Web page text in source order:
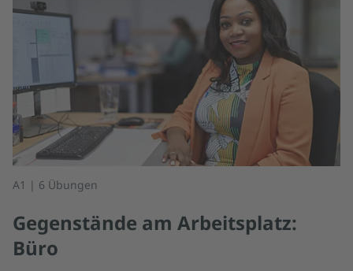
A1 | 6 Übungen
Gegenstände am Arbeitsplatz:
Büro